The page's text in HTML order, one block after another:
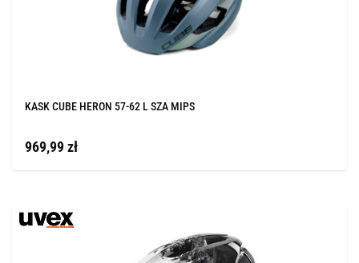
KASK CUBE HERON 57-62 L SZA MIPS
969,99 zł